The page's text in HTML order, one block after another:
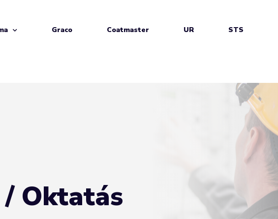
Graco Coatmaster UR STS
/ Oktatás